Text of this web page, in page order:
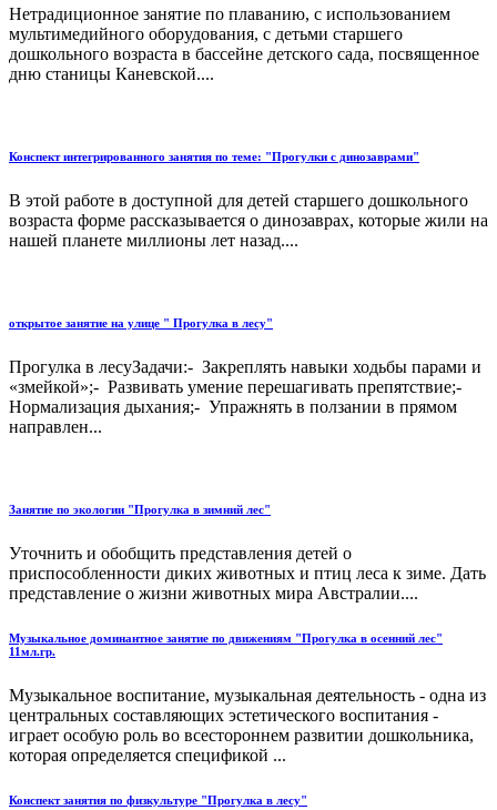
Нетрадиционное занятие по плаванию, с использованием
мультимедийного оборудования, с детьми старшего
дошкольного возраста в бассейне детского сада, посвященное
дню станицы Каневской....
Конспект интегрированного занятия по теме: "Прогулки с динозаврами"
В этой работе в доступной для детей старшего дошкольного
возраста форме рассказывается о динозаврах, которые жили на
нашей планете миллионы лет назад....
открытое занятие на улице " Прогулка в лесу"
Прогулка в лесуЗадачи:- Закреплять навыки ходьбы парами и
«змейкой»;- Развивать умение перешагивать препятствие;-
Нормализация дыхания;- Упражнять в ползании в прямом
направлен...
Занятие по экологии "Прогулка в зимний лес"
Уточнить и обобщить представления детей о
приспособленности диких животных и птиц леса к зиме. Дать
представление о жизни животных мира Австралии....
Музыкальное доминантное занятие по движениям "Прогулка в осенний лес"
11мл.гр.
Музыкальное воспитание, музыкальная деятельность - одна из
центральных составляющих эстетического воспитания -
играет особую роль во всестороннем развитии дошкольника,
которая определяется спецификой ...
Конспект занятия по физкультуре "Прогулка в лесу"